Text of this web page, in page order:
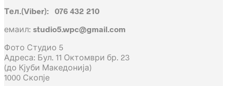
Тел.(Viber): 076 432 210
емаил: studio5.wpc@gmail.com
Фото Студио 5
Адреса: Бул. 11 Октомври бр. 23
(до Кјуби Македонија)
1000 Скопје